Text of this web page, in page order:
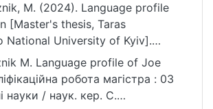
M. (2024). Language profile
[Master's thesis, Taras
National University of Kyiv].
handle/15071834/2621
M. Language profile of Joe
робота магістра : 03
науки / наук. кер. С.